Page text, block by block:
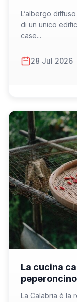
L’albergo
di un unico
case...
28 Jul 2026
La cucina
La Calabria è la